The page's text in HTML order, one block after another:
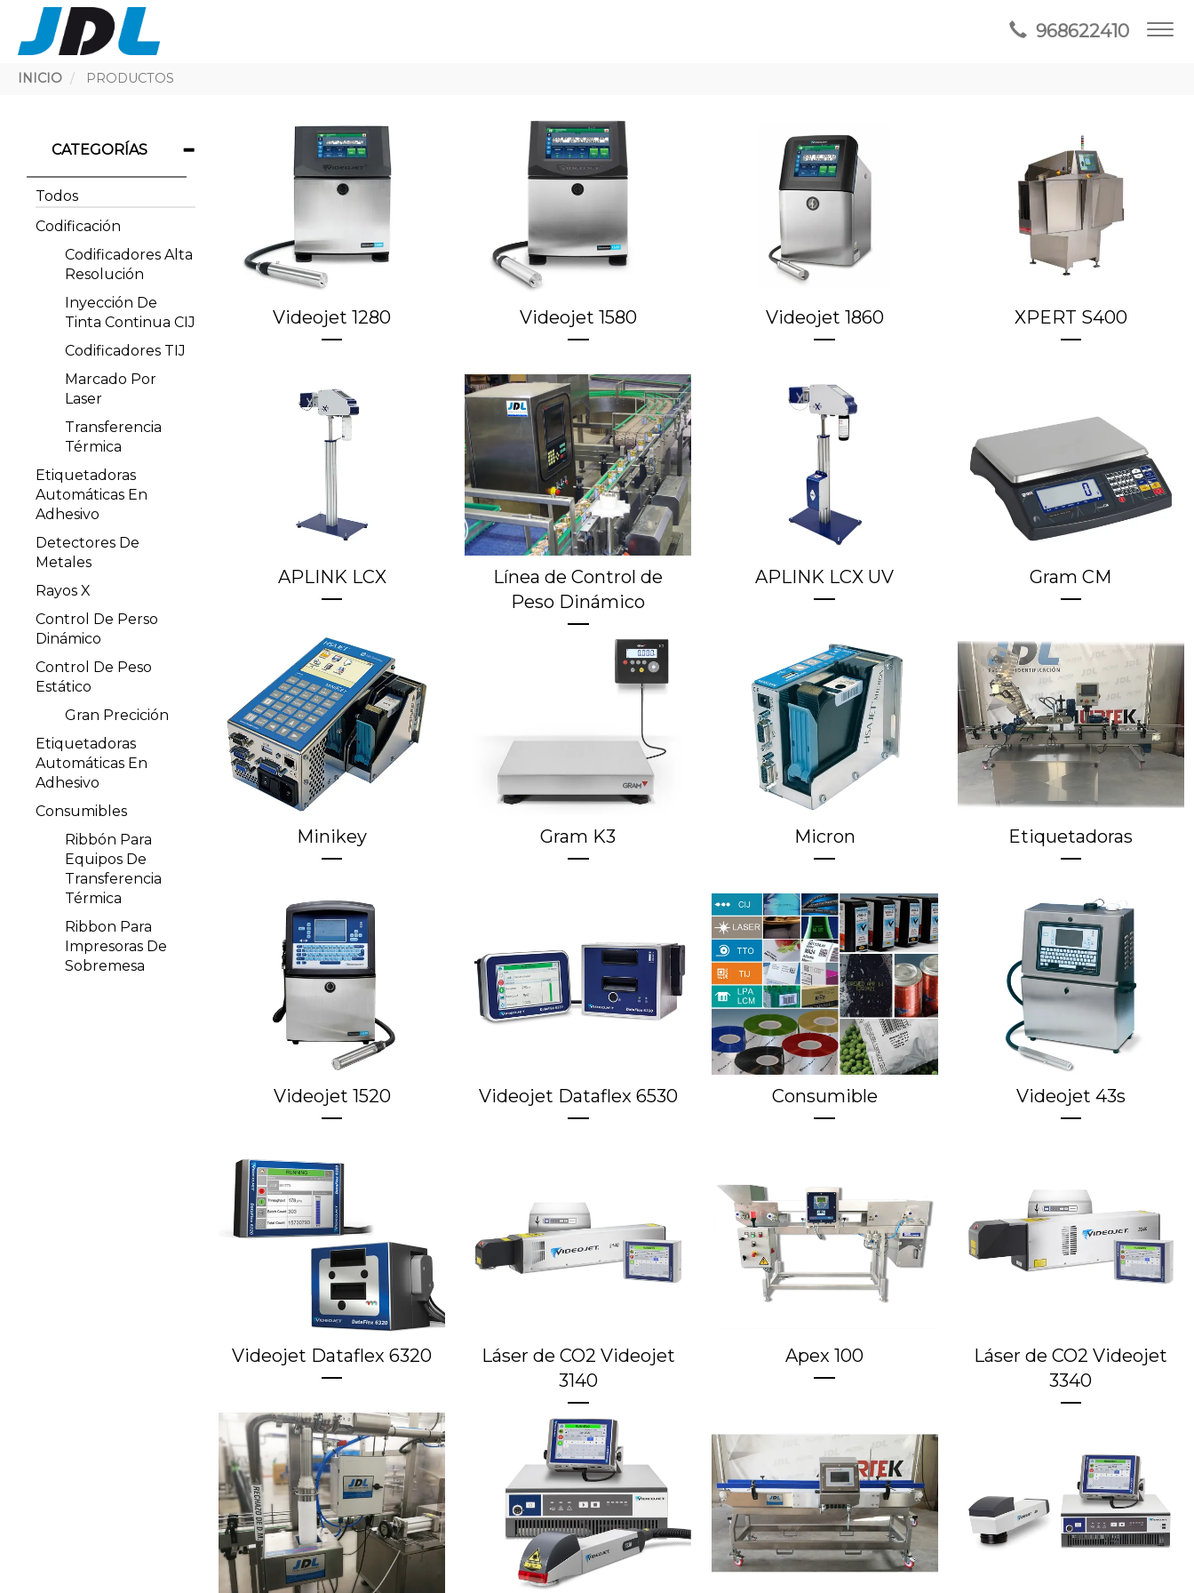
968622410
Ruta
INICIO PRODUCTOS
CATEGORÍAS
Todos
Codificación
Codificadores Alta
Resolución
Inyección De
Tinta Continua CIJ
Codificadores TIJ
Marcado Por
Laser
Transferencia
Térmica
Etiquetadoras
Automáticas En
Adhesivo
Detectores De
Metales
Rayos X
Control De Perso
Dinámico
Control De Peso
Estático
Gran Precición
Etiquetadoras
Automáticas En
Adhesivo
Consumibles
Ribbón Para
Equipos De
Transferencia
Térmica
Ribbon Para
Impresoras De
Sobremesa
Videojet 1280 Videojet 1580 Videojet 1860 XPERT S400
APLINK LCX
Línea de Control de
Peso Dinámico
APLINK LCX UV Gram CM
Minikey Gram K3 Micron Etiquetadoras
Videojet 1520 Videojet Dataflex 6530 Consumible Videojet 43s
Videojet Dataflex 6320
Láser de CO2 Videojet
3140
Apex 100
Láser de CO2 Videojet
3340